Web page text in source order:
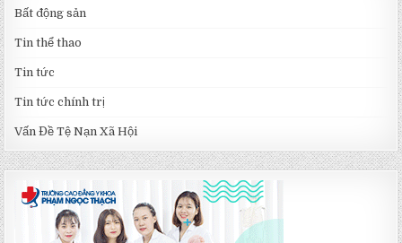
Bất động sản
Tin thể thao
Tin tức
Tin tức chính trị
Vấn Đề Tệ Nạn Xã Hội